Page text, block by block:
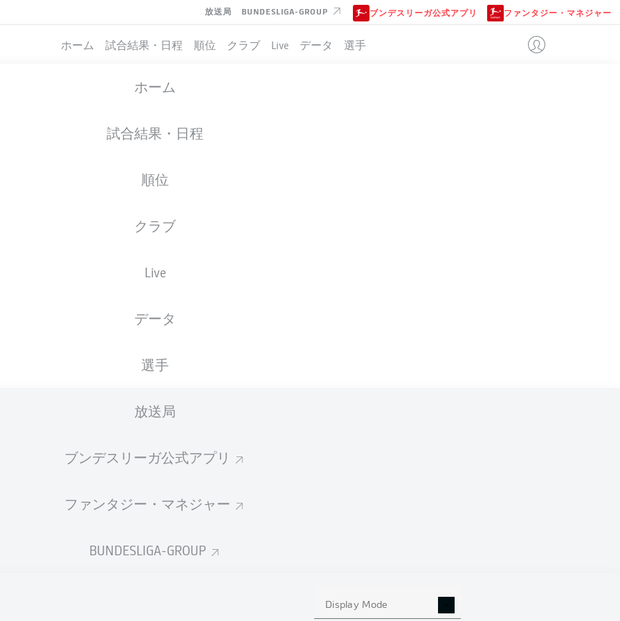
放送局 BUNDESLIGA-GROUP ブンデスリーガ公式アプリ ファンタジー・マネジャー
ホーム 試合結果・日程 順位 クラブ Live データ 選手
ホーム
試合結果・日程
順位
クラブ
Live
データ
選手
放送局
ブンデスリーガ公式アプリ
ファンタジー・マネジャー
BUNDESLIGA-GROUP
Display Mode
27.01.1999
統計 シーズン 2022/2023